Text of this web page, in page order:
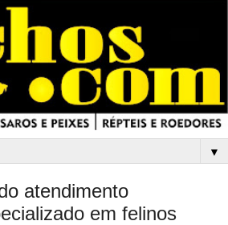
▼
atendimento
em felinos